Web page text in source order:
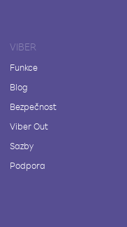
VIBER
Funkce
Blog
Bezpečnost
Viber Out
Sazby
Podpora